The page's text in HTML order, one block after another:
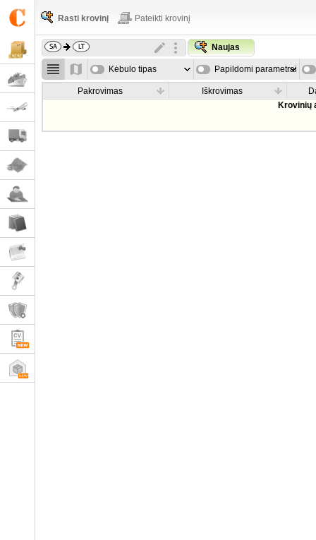
Rasti krovinį Pateikti krovinį
Naujas
Kėbulo tipas Papildomi parametrai
Pakrovimas Iškrovimas
Krovinių